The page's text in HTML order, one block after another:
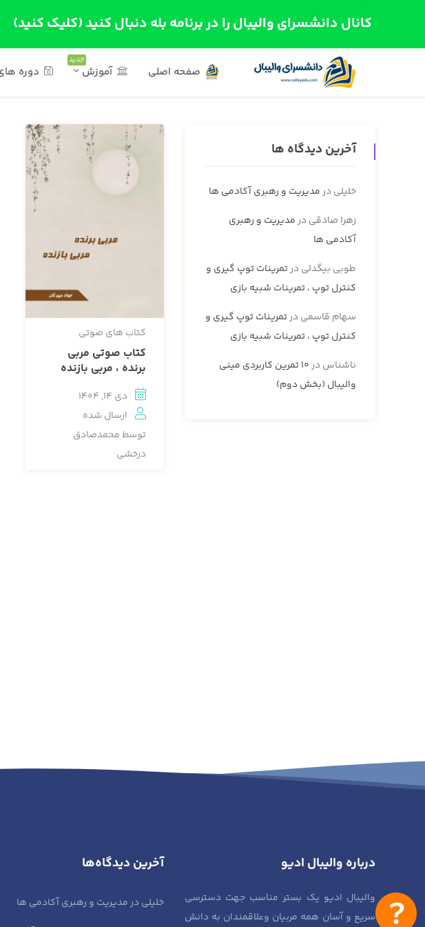
کانال دانشسرای والیبال را در برنامه بله دنبال کنید (کلیک کنید)
صفحه اصلی آموزش
جدید
دوره
کتاب های صوتی
کتاب صوتی مربی
برنده ، مربی بازنده
دی 14, 1404
ارسال شده
توسط محمدصادق
درخشی
آخرین دیدگاه ها
خلیلیدرمدیریت و رهبری آکادمی ها
زهرا صادقیدرمدیریت و رهبری
آکادمی ها
طوبی بیگدلیدرتمرینات توپ گیری و
کنترل توپ ، تمرینات شبیه بازی
سهام قاسمیدرتمرینات توپ گیری و
کنترل توپ ، تمرینات شبیه بازی
ناشناسدر
10 تمرین کاربردی مینی
والیبال (بخش دوم)
درباره والیبال ادیو
والیبال ادیو یک بستر مناسب جهت دسترسی
سریع و آسان همه مربیان وعلاقمندان به دانش
آخرین دیدگاه‌ها
خلیلی درمدیریت و رهبری آکادمی ها